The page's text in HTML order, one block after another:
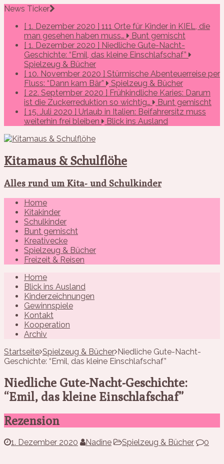
News Ticker
[ 1. Dezember 2020 ] 111 Orte für Kinder in KIEL, die
man gesehen haben muss…
Bunt gemischt
[ 1. Dezember 2020 ] Niedliche Gute-Nacht-
Geschichte: “Emil, das kleine Einschlafschaf”
Spielzeug & Bücher
[ 10. November 2020 ] Stürmische Abenteuerreise per
Fluss: “Dann kam Bär”
Spielzeug & Bücher
[ 22. September 2020 ] Frühkindliche Karies: Darum
ist die Zuckerreduktion so wichtig…
Bunt gemischt
[ 15. Juli 2020 ] Urlaub in Italien: Beifahrersitz muss
weiterhin frei bleiben
Blick ins Ausland
Kitamaus & Schulflöhe
Alles rund um Kita- und Schulkinder
Home
Kitakinder
Schulkinder
Bunt gemischt
Kreativecke
Spielzeug & Bücher
Freizeit & Reisen
Home
Blick ins Ausland
Kinderzeichnungen
Gewinnspiele
Kontakt
Kooperation
Archiv
Startseite Spielzeug & Bücher Niedliche Gute-Nacht-
Geschichte: “Emil, das kleine Einschlafschaf”
Niedliche Gute-Nacht-Geschichte:
“Emil, das kleine Einschlafschaf”
Rezension
1. Dezember 2020 Nadine Spielzeug & Bücher 0